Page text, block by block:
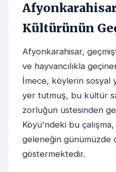
Kültürünün
Afyonkarahisar,
ve hayvancılıkla
İmece, köylerin sosyal
yer tutmuş, bu kültür
zorluğun üstesinden
Köyü'ndeki bu
geleneğin günümüzde
göstermektedir.